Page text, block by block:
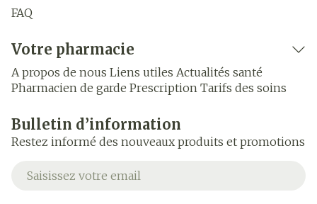
FAQ
Votre pharmacie
A propos de nous Liens utiles Actualités santé
Pharmacien de garde Prescription Tarifs des soins
Bulletin d’information
Restez informé des nouveaux produits et promotions
Adresse mail